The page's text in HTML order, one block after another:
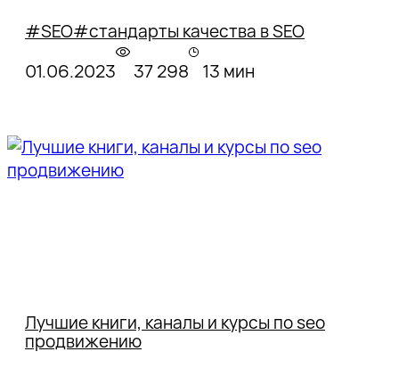
#SEO#стандарты качества в SEO
01.06.2023
37 298 13 мин
Лучшие книги, каналы и курсы по seo
продвижению